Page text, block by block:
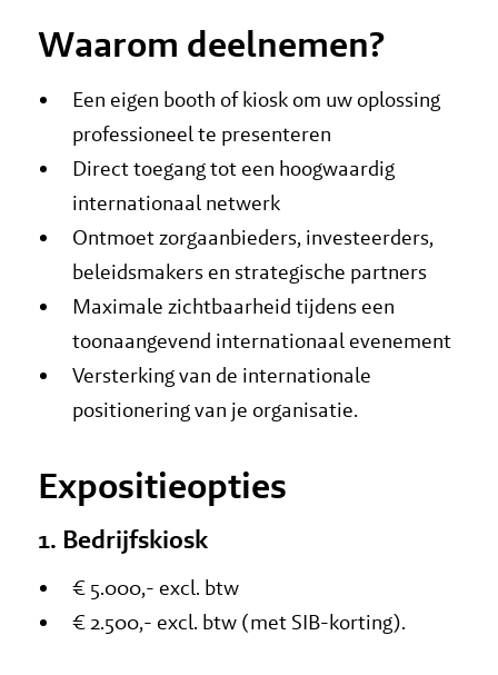
Waarom deelnemen?
Een eigen booth of kiosk om uw oplossing
professioneel te presenteren
Direct toegang tot een hoogwaardig
internationaal netwerk
Ontmoet zorgaanbieders, investeerders,
beleidsmakers en strategische partners
Maximale zichtbaarheid tijdens een
toonaangevend internationaal evenement
Versterking van de internationale
positionering van je organisatie.
Expositieopties
1. Bedrijfskiosk
€ 5.000,- excl. btw
€ 2.500,- excl. btw (met SIB-korting).